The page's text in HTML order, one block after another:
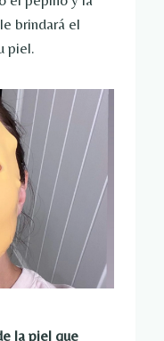
brindará el
piel.
la piel que